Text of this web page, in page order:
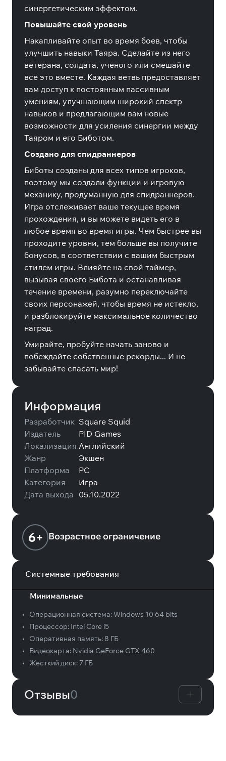
синергетическим эффектом.
Повышайте свой уровень
Накапливайте опыт во время боев, чтобы
улучшить навыки Таяра. Сделайте из него
ветерана, солдата, ученого или смешайте
все это вместе. Каждая ветвь предоставляет
вам доступ к постоянным пассивным
умениям, улучшающим широкий спектр
навыков и предлагающим вам новые
возможности для усиления синергии между
Таяром и его Биботом.
Создано для спидраннеров
Биботы созданы для всех типов игроков,
поэтому мы создали функции и игровую
механику, продуманную для спидраннеров.
Игра отслеживает ваше текущее время
прохождения, и вы можете видеть его в
любое время во время игры. Чем быстрее вы
проходите уровни, тем больше вы получите
бонусов, в соответствии с вашим быстрым
стилем игры. Влияйте на свой таймер,
вызывая своего Бибота и останавливая
течение времени, разумно переключайте
своих персонажей, чтобы время не истекло,
и разблокируйте максимальное количество
наград.
Умирайте, пробуйте начать заново и
побеждайте собственные рекорды... И не
забывайте спасать мир!
Информация
Разработчик Square Squid
Издатель
PID Games
Локализация Английский
Жанр
Экшен
Платформа
PC
Категория
Игра
Дата выхода 05.10.2022
6+ Возрастное ограничение
Системные требования
Минимальные
• Операционная система:Windows 10 64 bits
•
Процессор: Intel Core i5
•
Оперативная память: 8 ГБ
•
Видеокарта: Nvidia GeForce GTX 460
•
Жесткий диск: 7 ГБ
Отзывы0